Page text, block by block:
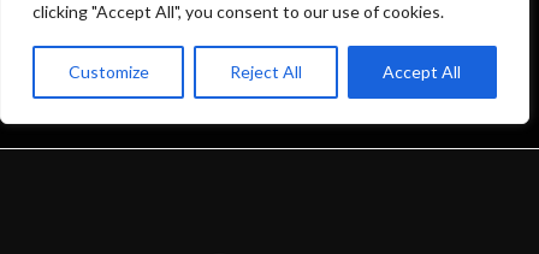
clicking "Accept All", you consent to our use of cookies.
Customize Reject All Accept All
BLOG
IL BLOG DELL’OSSERVATORIO > 2025 7 > OSSERVATORIO